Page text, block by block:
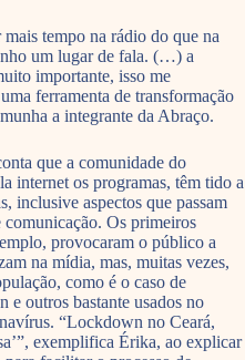
tempo na rádio do que na
um lugar de fala. (…) a
importante, isso me
ferramenta de transformação
a integrante da Abraço.
que a comunidade do
internet os programas, têm tido a
inclusive aspectos que passam
comunicação. Os primeiros
provocaram o público a
na mídia, mas, muitas vezes,
como é o caso de
e outros bastante usados no
“Lockdown no Ceará,
exemplifica Érika, ao explicar